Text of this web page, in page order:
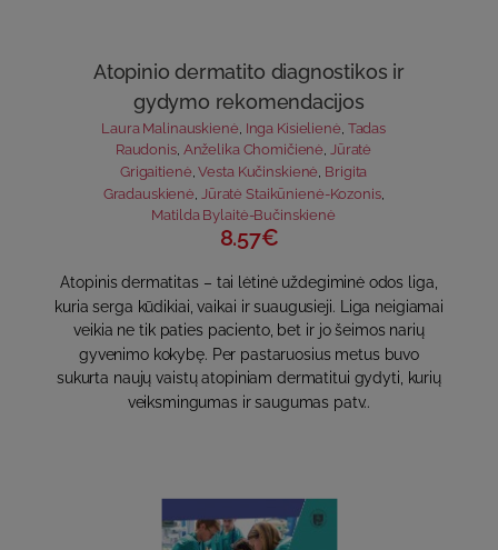
Atopinio dermatito diagnostikos ir
gydymo rekomendacijos
Laura Malinauskienė Inga Kisielienė Tadas
Raudonis, Anželika Chomičienė,Jūratė
Grigaitienė,Vesta Kučinskienė, Brigita
Gradauskienė Jūratė Staikūnienė-Kozonis,
Matilda Bylaitė-Bučinskienė
8.57€
Atopinis dermatitas – tai lėtinė uždegiminė odos liga,
kuria serga kūdikiai, vaikai ir suaugusieji. Liga neigiamai
veikia ne tik paties paciento, bet ir jo šeimos narių
gyvenimo kokybę. Per pastaruosius metus buvo
sukurta naujų vaistų atopiniam dermatitui gydyti, kurių
veiksmingumas ir saugumas patv..